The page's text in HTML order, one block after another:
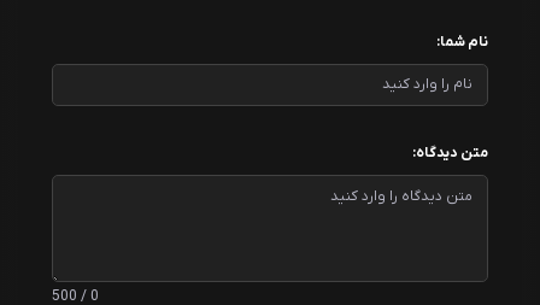
نام شما:
متن دیدگاه:
0 / 500